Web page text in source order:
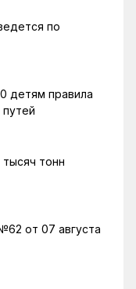
по
детям правила
тонн
от 07 августа